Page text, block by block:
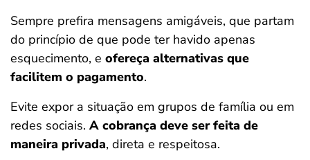
Sempre prefira mensagens amigáveis, que partam
do princípio de que pode ter havido apenas
esquecimento, e ofereça alternativas que
facilitem o pagamento.
Evite expor a situação em grupos de família ou em
redes sociais. A cobrança deve ser feita de
maneira privada, direta e respeitosa.